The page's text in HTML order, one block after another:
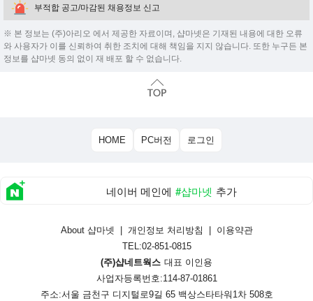
부적합 공고/마감된 채용정보 신고
※ 본 정보는 (주)아리오 에서 제공한 자료이며, 샵마넷은 기재된 내용에 대한 오류
와 사용자가 이를 신뢰하여 취한 조치에 대해 책임을 지지 않습니다. 또한 누구든 본
정보를 샵마넷 동의 없이 재 배포 할 수 없습니다.
HOME PC버전 로그인
네이버 메인에 #샵마넷 추가
About 샵마넷 개인정보 처리방침
이용약관
TEL:02-851-0815
(주)샵네트웍스 대표 이인용
사업자등록번호:114-87-01861
주소:서울 금천구 디지털로9길 65 백상스타타워1차 508호